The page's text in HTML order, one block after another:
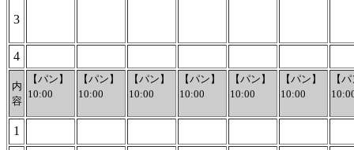
3
4
内
容
【パン】
10:00
【パン】
10:00
【パン】
10:00
【パン】
10:00
【パン】
10:00
【パン】
10:00
【
1